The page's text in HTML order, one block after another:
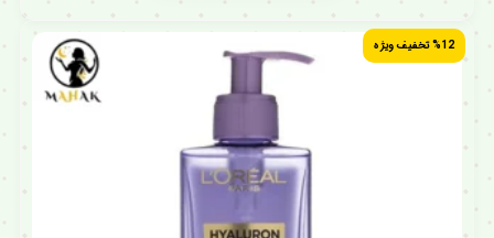
%12 تخفیف ویژه